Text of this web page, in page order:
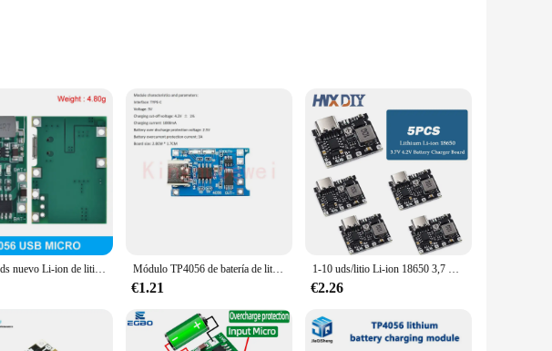
a slim profile and lightweight construction, this battery pack is perfect for a wide
making it a go-to choice for vendors and suppliers. The high-capacity 3.7V
that simplifies the charging process, making it user-friendly for both professionals
components, ensuring compatibility with a wide array of devices. Whether you're
this battery pack is designed to withstand the rigors of daily use. Its
choice for both personal and commercial use. The batería 3 7 TP4056 is more
to go.
TZT 1/5 Uds nuevo Li-ion de litio 18650 3,7 V 4,2 V Placa de cargador de batería DC-DC módulo de refuerzo TP4056 piezas de Kit DIY Módulo TP4056 de batería de litio 18650, placa de carga de 3,7 V, 3,6 V, 4,2 V, 1A, protección contra sobrecarga y sobredescarga
€1.21
1-10 uds/litio Li-ion 18650 3,7 V 4,2 V Placa de cargador de batería DC-DC módulo de refuerzo TP4056 piezas de Kit DIY
€2.26